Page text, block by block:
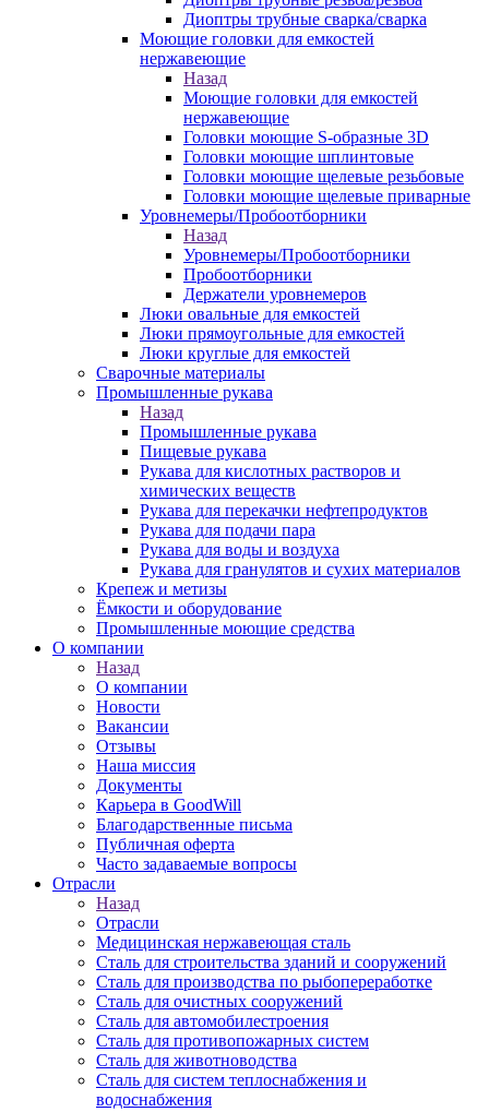
Диоптры трубные сварка/сварка
Моющие головки для емкостей
нержавеющие
Назад
Моющие головки для емкостей
нержавеющие
Головки моющие S-образные 3D
Головки моющие шплинтовые
Головки моющие щелевые резьбовые
Головки моющие щелевые приварные
Уровнемеры/Пробоотборники
Назад
Уровнемеры/Пробоотборники
Пробоотборники
Держатели уровнемеров
Люки овальные для емкостей
Люки прямоугольные для емкостей
Люки круглые для емкостей
Сварочные материалы
Промышленные рукава
Назад
Промышленные рукава
Пищевые рукава
Рукава для кислотных растворов и
химических веществ
Рукава для перекачки нефтепродуктов
Рукава для подачи пара
Рукава для воды и воздуха
Рукава для гранулятов и сухих материалов
Крепеж и метизы
Ёмкости и оборудование
Промышленные моющие средства
О компании
Назад
О компании
Новости
Вакансии
Отзывы
Наша миссия
Документы
Карьера в GoodWill
Благодарственные письма
Публичная оферта
Часто задаваемые вопросы
Отрасли
Назад
Отрасли
Медицинcкая нержавеющая сталь
Сталь для строительства зданий и сооружений
Сталь для производства по рыбопереработке
Сталь для очистных сооружений
Сталь для автомобилестроения
Сталь для противопожарных систем
Сталь для животноводства
Сталь для систем теплоснабжения и
водоснабжения